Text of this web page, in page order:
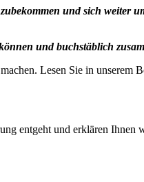
und sich weiter
und buchstäblich
Lesen Sie in unserem
entgeht und erklären